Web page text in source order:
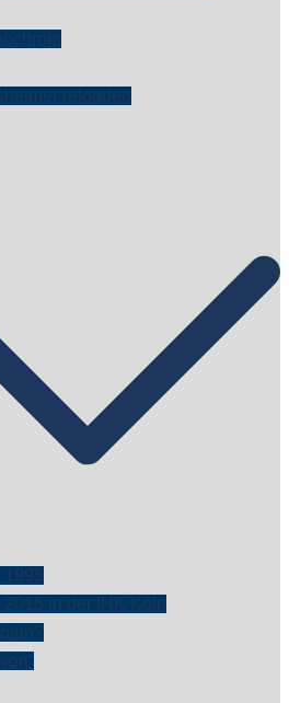
reloaded
1995
2015 in der IHK Köln